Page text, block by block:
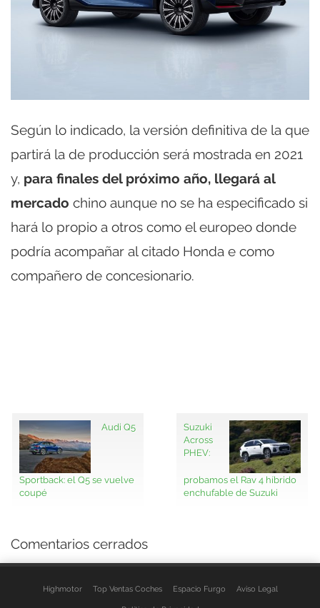
Según lo indicado, la versión definitiva de la que
partirá la de producción será mostrada en 2021
y, para finales del próximo año, llegará al
mercado chino aunque no se ha especificado si
hará lo propio a otros como el europeo donde
podría acompañar al citado Honda e como
compañero de concesionario.
Audi Q5
Sportback: el Q5 se vuelve
coupé
Suzuki
Across
PHEV:
probamos el Rav 4 híbrido
enchufable de Suzuki
Comentarios cerrados
Highmotor Top Ventas Coches Espacio Furgo Aviso Legal